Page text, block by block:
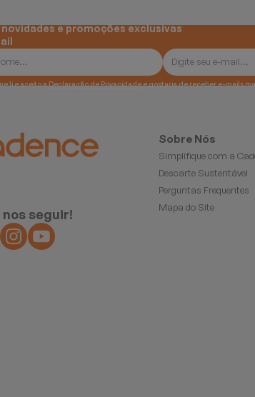
novidades e promoções exclusivas
li e aceito a Declaração de Privacidade
nos seguir!
Sobre Nós
Simplifique com a
Descarte Sustentável
Perguntas Frequentes
Mapa do Site